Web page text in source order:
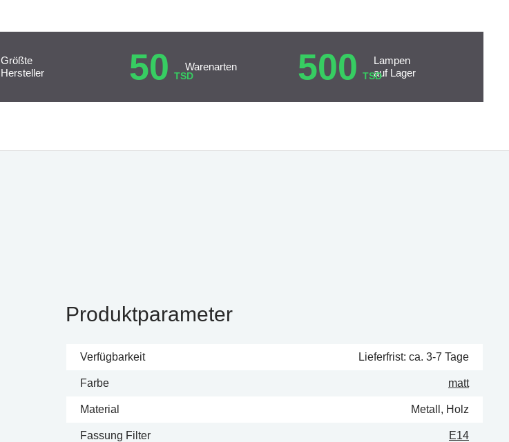
Größte
Hersteller
50 TSD
Warenarten 500 TSD
Lampen
auf Lager
Produktparameter
Verfügbarkeit Lieferfrist: ca. 3-7 Tage
Farbe matt
Material Metall, Holz
Fassung Filter E14